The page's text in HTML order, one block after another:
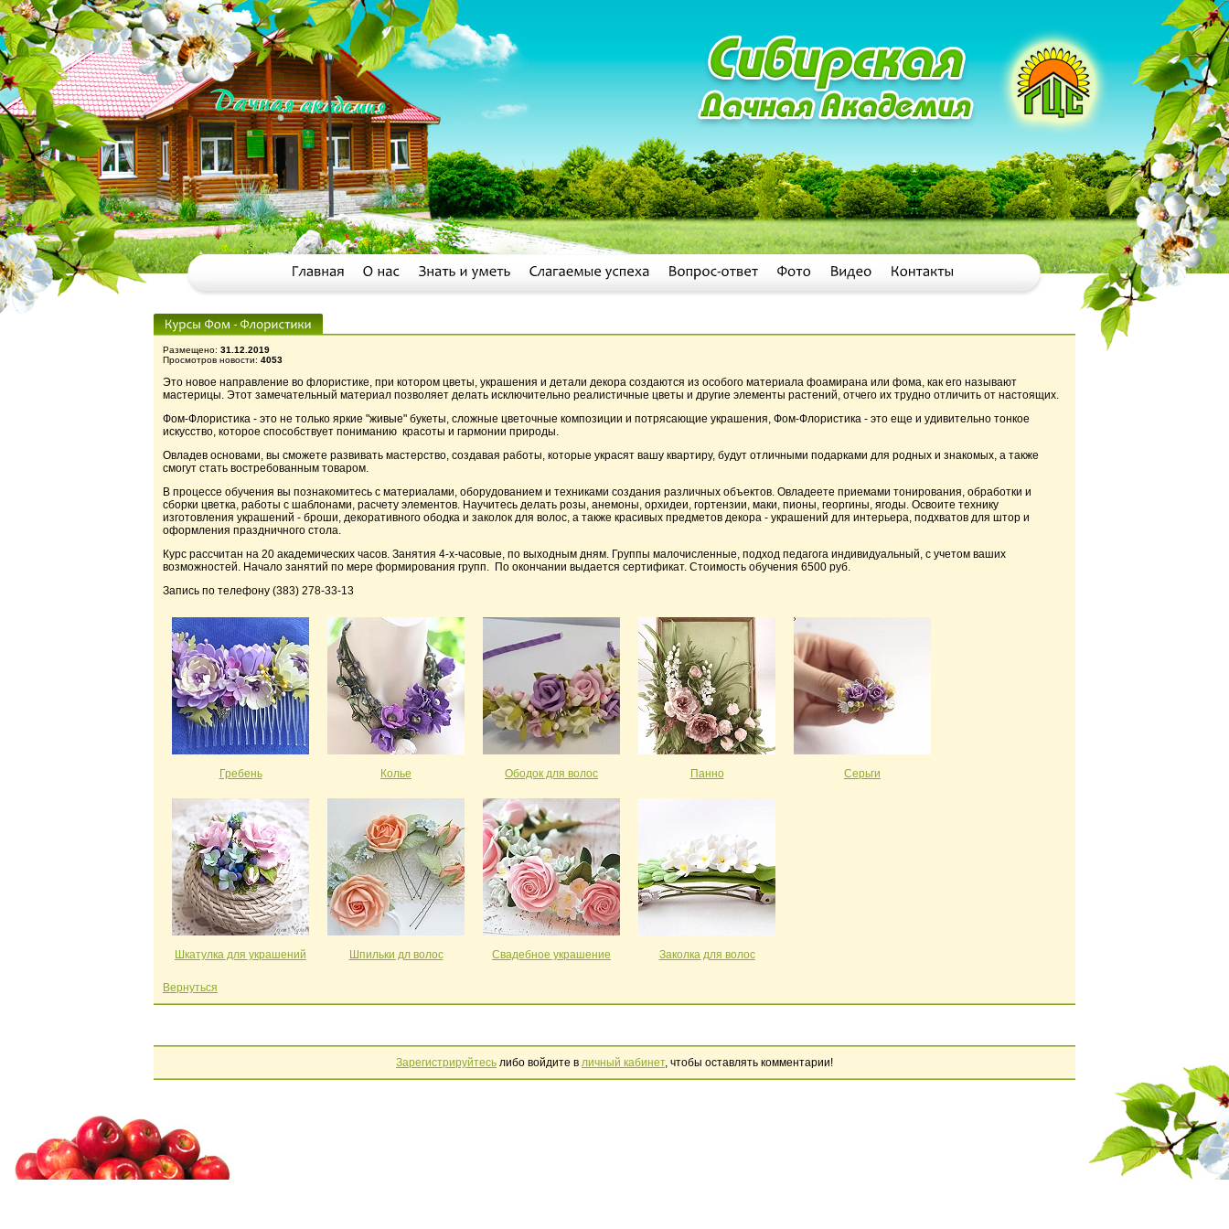
Размещено: 31.12.2019
Просмотров новости: 4053
Это новое направление во флористике, при котором цветы, украшения и детали декора создаются из особого материала фоамирана или фома, как его называют
мастерицы. Этот замечательный материал позволяет делать исключительно реалистичные цветы и другие элементы растений, отчего их трудно отличить от настоящих.
Фом-Флористика - это не только яркие "живые" букеты, сложные цветочные композиции и потрясающие украшения, Фом-Флористика - это еще и удивительно тонкое
искусство, которое способствует пониманию красоты и гармонии природы.
Овладев основами, вы сможете развивать мастерство, создавая работы, которые украсят вашу квартиру, будут отличными подарками для родных и знакомых, а также
смогут стать востребованным товаром.
В процессе обучения вы познакомитесь с материалами, оборудованием и техниками создания различных объектов. Овладеете приемами тонирования, обработки и
сборки цветка, работы с шаблонами, расчету элементов. Научитесь делать розы, анемоны, орхидеи, гортензии, маки, пионы, георгины, ягоды. Освоите технику
изготовления украшений - броши, декоративного ободка и заколок для волос, а также красивых предметов декора - украшений для интерьера, подхватов для штор и
оформления праздничного стола.
Курс рассчитан на 20 академических часов. Занятия 4-х-часовые, по выходным дням. Группы малочисленные, подход педагога индивидуальный, с учетом ваших
возможностей. Начало занятий по мере формирования групп. По окончании выдается сертификат. Стоимость обучения 6500 руб.
Запись по телефону (383) 278-33-13
Гребень Колье Ободок для волос Панно Серьги
Шкатулка для украшений Шпильки дл волос Свадебное украшение Заколка для волос
Вернуться
Зарегистрируйтесь либо войдите в личный кабинет, чтобы оставлять комментарии!